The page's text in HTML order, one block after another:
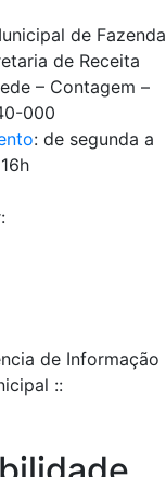
de Fazenda
de Receita
– Contagem –
000
: de segunda a
de Informação
::